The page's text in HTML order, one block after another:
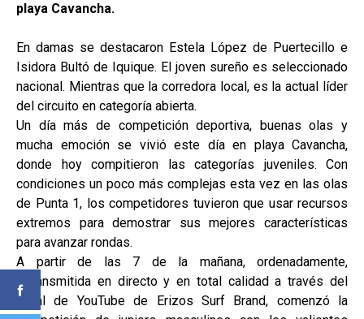
playa Cavancha.
En damas se destacaron Estela López de Puertecillo e
Isidora Bultó de Iquique. El joven sureño es seleccionado
nacional. Mientras que la corredora local, es la actual líder
del circuito en categoría abierta.
Un día más de competición deportiva, buenas olas y
mucha emoción se vivió este día en playa Cavancha,
donde hoy compitieron las categorías juveniles. Con
condiciones un poco más complejas esta vez en las olas
de Punta 1, los competidores tuvieron que usar recursos
extremos para demostrar sus mejores características
para avanzar rondas.
A partir de las 7 de la mañana, ordenadamente,
retransmitida en directo y en total calidad a través del
canal de YouTube de Erizos Surf Brand, comenzó la